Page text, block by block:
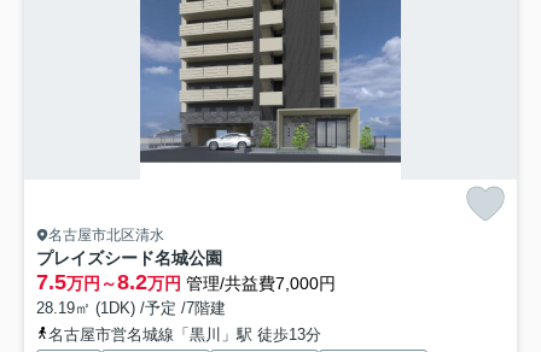
名古屋市北区清水
プレイズシード名城公園
7.5万円～8.2万円 管理/共益費7,000円
28.19㎡ (1DK) /予定 /7階建
名古屋市営名城線「黒川」駅 徒歩13分